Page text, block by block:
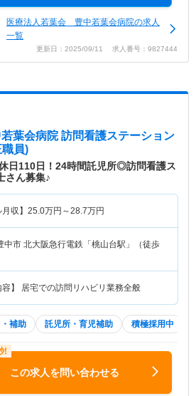
医療法人若葉会 豊中若葉会病院の求人
一覧
更新日：2025/09/11 求人番号：9827444
葉会病院 訪問看護ステーション
員)
日110日！24時間託児所◎訪問看護ス
さん募集♪
収】 25.0万円～28.7万円
中市 北大阪急行電鉄「桃山台駅」（徒歩
容】 居宅での訪問リハビリ業務全般
補助 託児所・育児補助 積極採用中
この求人を問い合わせる